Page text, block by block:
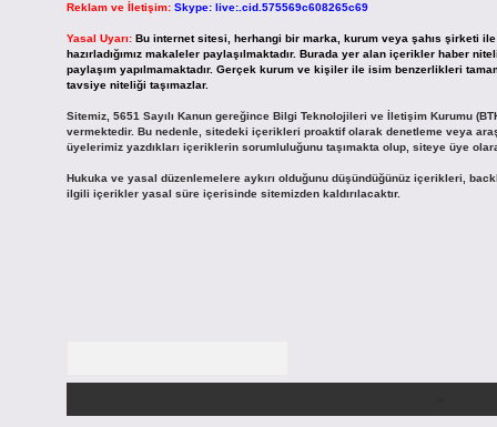
Reklam ve İletişim: Skype: live:.cid.575569c608265c69
Yasal Uyarı: Bu internet sitesi, herhangi bir marka, kurum veya şahıs şirketi
hazırladığımız makaleler paylaşılmaktadır. Burada yer alan içerikler haber
paylaşım yapılmamaktadır. Gerçek kurum ve kişiler ile isim benzerlikleri
tavsiye niteliği taşımazlar.
Sitemiz, 5651 Sayılı Kanun gereğince Bilgi Teknolojileri ve İletişim Kurumu
vermektedir. Bu nedenle, sitedeki içerikleri proaktif olarak denetleme veya
üyelerimiz yazdıkları içeriklerin sorumluluğunu taşımakta olup, siteye üye
Hukuka ve yasal düzenlemelere aykırı olduğunu düşündüğünüz içerikleri,
ilgili içerikler yasal süre içerisinde sitemizden kaldırılacaktır.